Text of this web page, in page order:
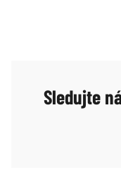
emise akciových
Sledujte